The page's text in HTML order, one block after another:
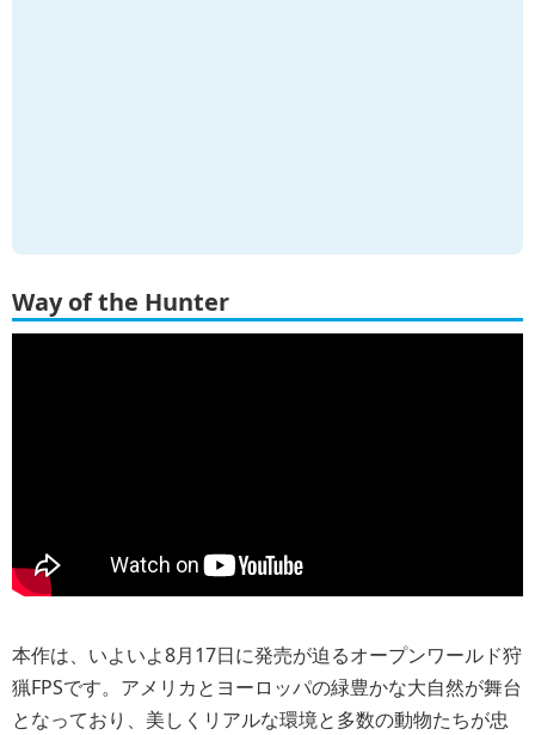
Way of the Hunter
本作は、いよいよ8月17日に発売が迫るオープンワールド狩
猟FPSです。アメリカとヨーロッパの緑豊かな大自然が舞台
となっており、美しくリアルな環境と多数の動物たちが忠